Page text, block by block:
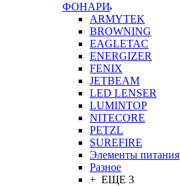
ФОНАРИ
ARMYTEK
BROWNING
EAGLETAC
ENERGIZER
FENIX
JETBEAM
LED LENSER
LUMINTOP
NITECORE
PETZL
SUREFIRE
Элементы питания
Разное
+ ЕЩЕ 3